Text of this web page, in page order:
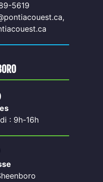
5619
: 9h-16h